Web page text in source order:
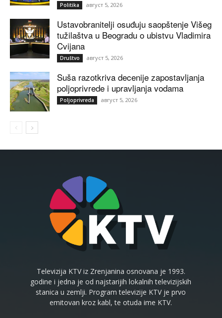
Politika август 5, 2026
Ustavobranitelji osuđuju saopštenje Višeg
tužilaštva u Beogradu o ubistvu Vladimira
Cvijana
Društvo август 5, 2026
Suša razotkriva decenije zapostavljanja
poljoprivrede i upravljanja vodama
Poljoprivreda август 5, 2026
Televizija KTV iz Zrenjanina osnovana je 1993.
godine i jedna je od najstarijih lokalnih televizijskih
stanica u zemlji. Program televizije KTV je prvo
emitovan kroz kabl, te otuda ime KTV.